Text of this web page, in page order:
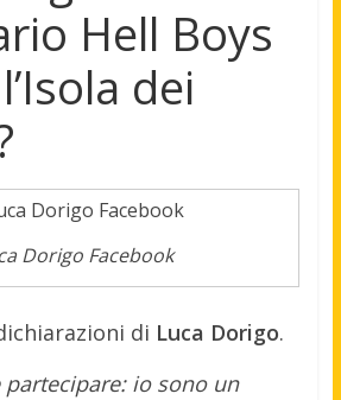
Hell Boys
dei
Dorigo Facebook
di Luca Dorigo.
partecipare: io sono un